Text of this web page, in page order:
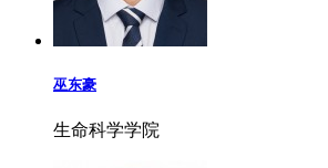
巫东豪
生命科学学院